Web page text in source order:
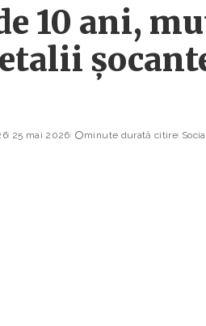
10 ani,
25 mai 2026 minute durată citire